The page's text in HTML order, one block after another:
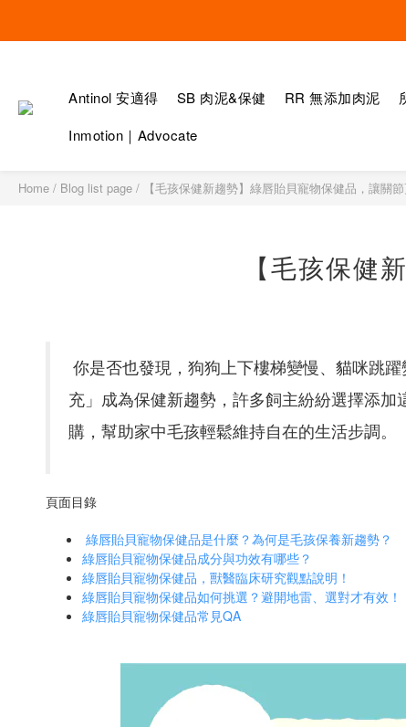
Antinol 安適得 SB 肉泥&保健 RR 無添加肉泥
Inmotion｜Advocate
Home / Blog list page / 【毛孩保健新趨勢】綠唇貽貝寵物保健品，讓關節
【毛孩保健
你是否也發現，狗狗上下樓梯變慢、貓咪跳
充」成為保健新趨勢，許多飼主紛紛選擇添
購，幫助家中毛孩輕鬆維持自在的生活步調。
頁面目錄
綠唇貽貝寵物保健品是什麼？為何是毛孩保養新趨勢？
綠唇貽貝寵物保健品成分與功效有哪些？
綠唇貽貝寵物保健品，獸醫臨床研究觀點說明！
綠唇貽貝寵物保健品如何挑選？避開地雷、選對才有效！
綠唇貽貝寵物保健品常見QA